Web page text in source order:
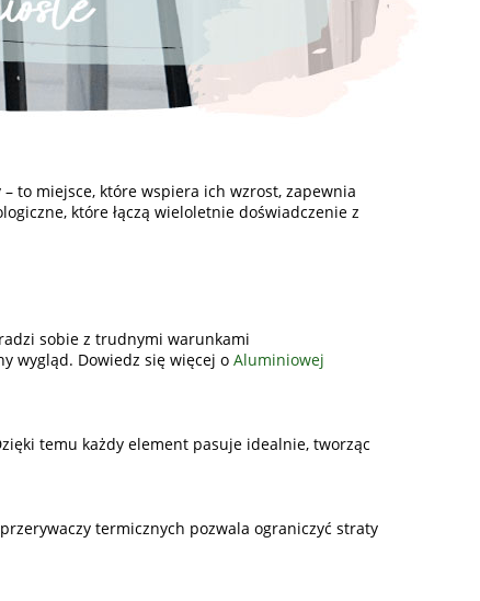
to miejsce, które wspiera ich wzrost, zapewnia
które łączą wieloletnie doświadczenie z
sobie z trudnymi warunkami
wygląd. Dowiedz się więcej o Aluminiowej
temu każdy element pasuje idealnie, tworząc
termicznych pozwala ograniczyć straty